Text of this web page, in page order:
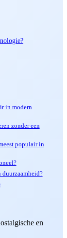
in modern
zonder een
populair in
en